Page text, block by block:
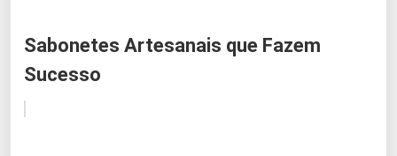
Sabonetes Artesanais que Fazem
Sucesso